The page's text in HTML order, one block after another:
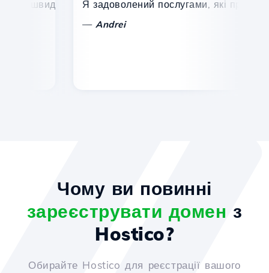
та ефективна технічна підтримка.
Я задоволений послугами, які пропонує
Andrei
Чому ви повинні
зареєструвати домен з
Hostico?
Обирайте Hostico для реєстрації вашого